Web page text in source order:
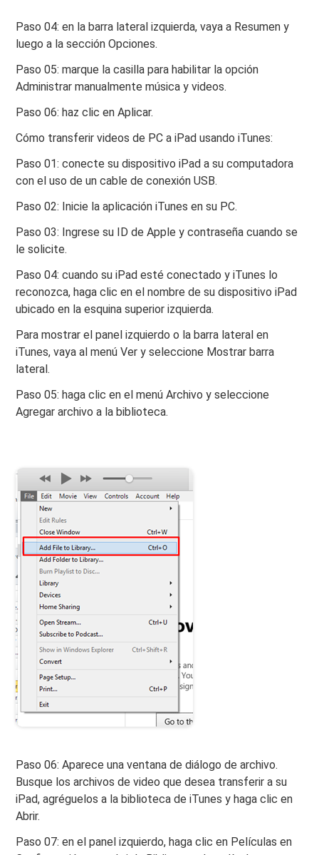
Paso 04: en la barra lateral izquierda, vaya a Resumen y
luego a la sección Opciones.
Paso 05: marque la casilla para habilitar la opción
Administrar manualmente música y videos.
Paso 06: haz clic en Aplicar.
Cómo transferir videos de PC a iPad usando iTunes:
Paso 01: conecte su dispositivo iPad a su computadora
con el uso de un cable de conexión USB.
Paso 02: Inicie la aplicación iTunes en su PC.
Paso 03: Ingrese su ID de Apple y contraseña cuando se
le solicite.
Paso 04: cuando su iPad esté conectado y iTunes lo
reconozca, haga clic en el nombre de su dispositivo iPad
ubicado en la esquina superior izquierda.
Para mostrar el panel izquierdo o la barra lateral en
iTunes, vaya al menú Ver y seleccione Mostrar barra
lateral.
Paso 05: haga clic en el menú Archivo y seleccione
Agregar archivo a la biblioteca.
Paso 06: Aparece una ventana de diálogo de archivo.
Busque los archivos de video que desea transferir a su
iPad, agréguelos a la biblioteca de iTunes y haga clic en
Abrir.
Paso 07: en el panel izquierdo, haga clic en Películas en